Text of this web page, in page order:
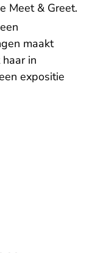
Meet & Greet.
maakt
in
expositie